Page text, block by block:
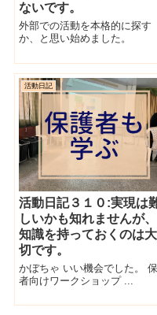
ないです。
外部での活動を本格的に探す
か、と思い始めました。
活動日記
活動日記３１０:実現は
しいかも知れませんが、
知識を持っておくのは大
切です。
かぼちゃ いい機会でした。
者向けワークショップ ...